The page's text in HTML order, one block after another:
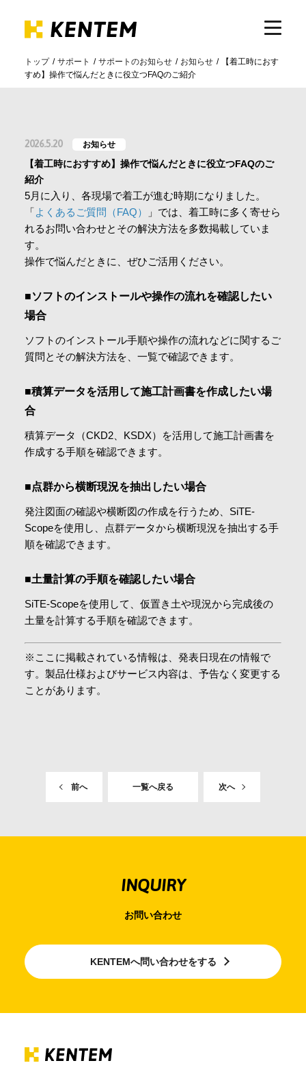
製品・サービス
サポート
サイト内検索
マイページ
トップ サポート サポートのお知らせ お知らせ
【着工時におす
すめ】操作で悩んだときに役立つFAQのご紹介
2026.5.20 お知らせ
【着工時におすすめ】操作で悩んだときに役立つFAQのご
紹介
5月に入り、各現場で着工が進む時期になりました。
「よくあるご質問（FAQ）
」では、着工時に多く寄せら
れるお問い合わせとその解決方法を多数掲載していま
す。
操作で悩んだときに、ぜひご活用ください。
■ソフトのインストールや操作の流れを確認したい
場合
ソフトのインストール手順や操作の流れなどに関するご
質問とその解決方法を、一覧で確認できます。
■積算データを活用して施工計画書を作成したい場
合
積算データ（CKD2、KSDX）を活用して施工計画書を
作成する手順を確認できます。
■点群から横断現況を抽出したい場合
発注図面の確認や横断図の作成を行うため、SiTE-
Scopeを使用し、点群データから横断現況を抽出する手
順を確認できます。
■土量計算の手順を確認したい場合
SiTE-Scopeを使用して、仮置き土や現況から完成後の
土量を計算する手順を確認できます。
※ここに掲載されている情報は、発表日現在の情報で
す。製品仕様およびサービス内容は、予告なく変更する
ことがあります。
前へ 一覧へ戻る 次へ
INQUIRY
お問い合わせ
KENTEMへ問い合わせをする